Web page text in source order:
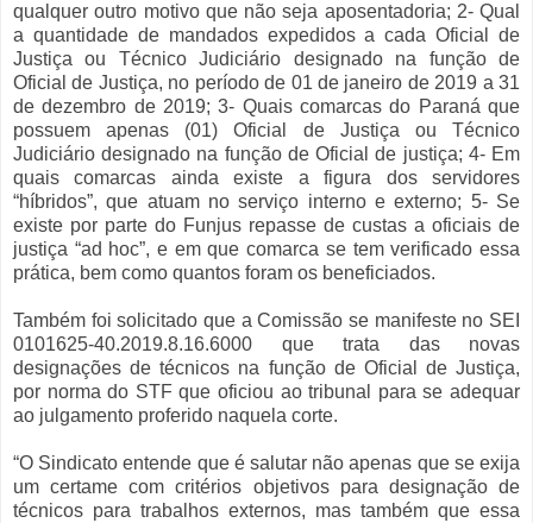
qualquer outro motivo que não seja aposentadoria; 2- Qual
a quantidade de mandados expedidos a cada Oficial de
Justiça ou Técnico Judiciário designado na função de
Oficial de Justiça, no período de 01 de janeiro de 2019 a 31
de dezembro de 2019; 3- Quais comarcas do Paraná que
possuem apenas (01) Oficial de Justiça ou Técnico
Judiciário designado na função de Oficial de justiça; 4- Em
quais comarcas ainda existe a figura dos servidores
“híbridos”, que atuam no serviço interno e externo; 5- Se
existe por parte do Funjus repasse de custas a oficiais de
justiça “ad hoc”, e em que comarca se tem verificado essa
prática, bem como quantos foram os beneficiados.
Também foi solicitado que a Comissão se manifeste no SEI
0101625-40.2019.8.16.6000 que trata das novas
designações de técnicos na função de Oficial de Justiça,
por norma do STF que oficiou ao tribunal para se adequar
ao julgamento proferido naquela corte.
“O Sindicato entende que é salutar não apenas que se exija
um certame com critérios objetivos para designação de
técnicos para trabalhos externos, mas também que essa